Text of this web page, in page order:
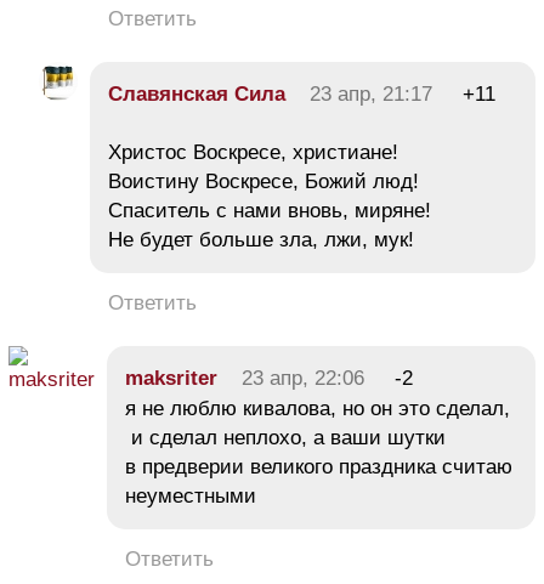
Ответить
Славянская Сила 23 апр, 21:17 +11
Христос Воскресе, христиане!
Воистину Воскресе, Божий люд!
Спаситель с нами вновь, миряне!
Не будет больше зла, лжи, мук!
Ответить
maksriter 23 апр, 22:06
-2
я не люблю кивалова, но он это сделал,
и сделал неплохо, а ваши шутки
в предверии великого праздника считаю
неуместными
Ответить